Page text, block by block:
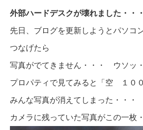
外部ハードデスクが壊れました・・
先日、ブログを更新しようとパソコ
つなげたら
写真がでてきません・・・ ウソッ
プロパティで見てみると「空 １０
みんな写真が消えてしまった・・
カメラに残っていた写真がこの一枚